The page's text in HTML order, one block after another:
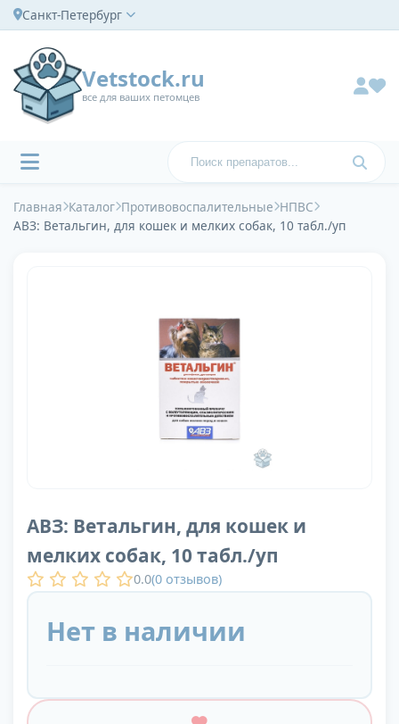
Санкт-Петербург
Vetstock.ru
все для ваших петомцев
Главная Каталог Противовоспалительные НПВС
АВЗ: Ветальгин, для кошек и мелких собак, 10 табл./уп
АВЗ: Ветальгин, для кошек и
мелких собак, 10 табл./уп
0.0(0 отзывов)
Нет в наличии